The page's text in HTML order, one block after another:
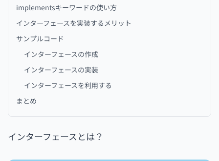
implementsキーワードの使い方
インターフェースを実装するメリット
サンプルコード
インターフェースの作成
インターフェースの実装
インターフェースを利用する
まとめ
インターフェースとは？